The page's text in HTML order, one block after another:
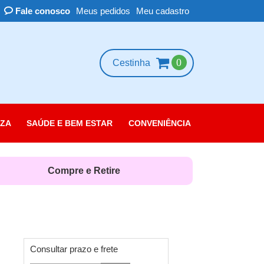
Fale conosco Meus pedidos Meu cadastro
Cestinha 0
das Unhas
e Colônia
SAÚDE E BEM ESTAR CONVENIÊNCIA
Compre e Retire
Consultar prazo e frete